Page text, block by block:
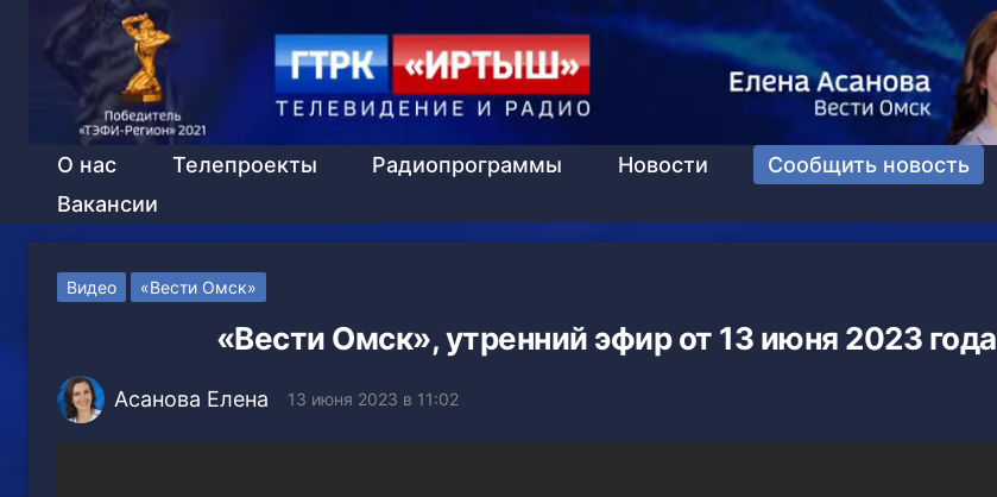
О нас Телепроекты Радиопрограммы Новости Сообщить новость
Вакансии
Видео «Вести Омск»
«Вести Омск», утренний эфир от 13 июня 2023 года
Асанова Елена 13 июня 2023 в 11:02